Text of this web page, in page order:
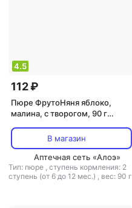
4.5
112 ₽
Пюре ФрутоНяня яблоко,
малина, с творогом, 90 г
В магазин
Аптечная сеть «Алоэ»
Тип: пюре , ступень кормления: 2
ступень (от 6 до 12 мес.) , вес: 90 г